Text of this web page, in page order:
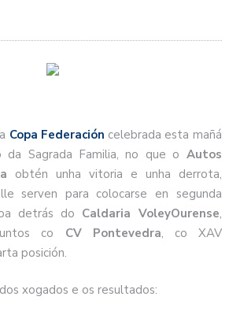
Copa Federación celebrada esta mañá
da Sagrada Familia, no que o Autos
obtén unha vitoria e unha derrota,
serven para colocarse en segunda
detrás do Caldaria VoleyOurense,
co CV Pontevedra, co XAV
posición.
xogados e os resultados: